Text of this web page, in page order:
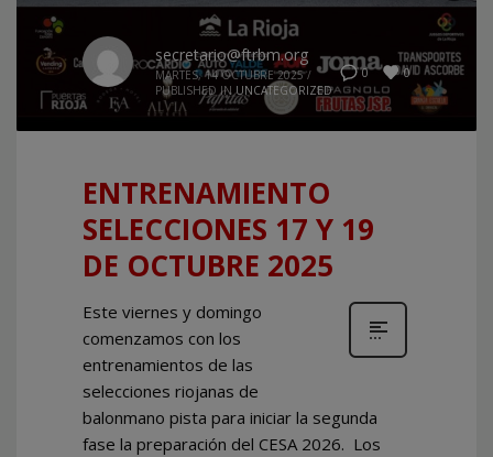
0 0
secretario@ftrbm.org
MARTES, 14 OCTUBRE 2025 /
PUBLISHED IN UNCATEGORIZED
ENTRENAMIENTO
SELECCIONES 17 Y 19
DE OCTUBRE 2025
Este viernes y domingo
comenzamos con los
entrenamientos de las
selecciones riojanas de
balonmano pista para iniciar la segunda
fase la preparación del CESA 2026. Los